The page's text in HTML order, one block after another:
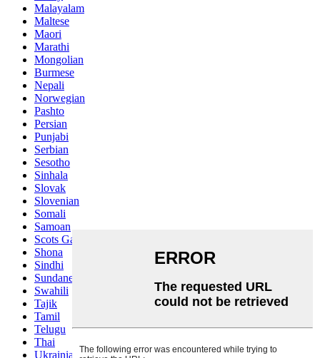
Malayalam
Maltese
Maori
Marathi
Mongolian
Burmese
Nepali
Norwegian
Pashto
Persian
Punjabi
Serbian
Sesotho
Sinhala
Slovak
Slovenian
Somali
Samoan
Scots Gaelic
Shona
Sindhi
Sundanese
Swahili
Tajik
Tamil
Telugu
Thai
Ukrainian